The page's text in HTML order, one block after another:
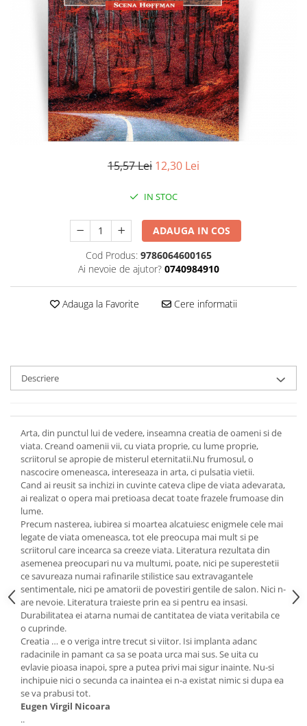
Literatura
Contemporana
Moderna
Universala
Universala
Non-fictiune
Publicistica / Reportaje / Interviuri
Sociologie si filozofie
15,57 Lei 12,30 Lei
IN STOC
ADAUGA IN COS
Cod Produs: 9786064600165
Ai nevoie de ajutor? 0740984910
Adauga la Favorite Cere informatii
Descriere
Arta, din punctul lui de vedere, inseamna creatia de oameni si de
viata. Creand oamenii vii, cu viata proprie, cu lume proprie,
scriitorul se apropie de misterul eternitatii.Nu frumosul, o
nascocire omeneasca, intereseaza in arta, ci pulsatia vietii.
Cand ai reusit sa inchizi in cuvinte cateva clipe de viata adevarata,
ai realizat o opera mai pretioasa decat toate frazele frumoase din
lume.
Precum nasterea, iubirea si moartea alcatuiesc enigmele cele mai
legate de viata omeneasca, tot ele preocupa mai mult si pe
scriitorul care incearca sa creeze viata. Literatura rezultata din
asemenea preocupari nu va multumi, poate, nici pe superestetii
ce savureaza numai rafinarile stilistice sau extravagantele
sentimentale, nici pe amatorii de povestiri gentile de salon. Nici n-
are nevoie. Literatura traieste prin ea si pentru ea insasi.
Durabilitatea ei atarna numai de cantitatea de viata veritabila ce
o cuprinde.
Creatia … e o veriga intre trecut si viitor. Isi implanta adanc
radacinile in pamant ca sa se poata urca mai sus. Se uita cu
evlavie pioasa inapoi, spre a putea privi mai sigur inainte. Nu-si
inchipuie nici o secunda ca inaintea ei n-a existat nimic si dupa ea
se va prabusi tot.
Eugen Virgil Nicoara
..